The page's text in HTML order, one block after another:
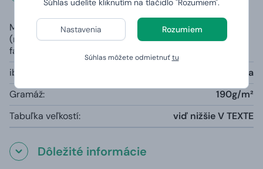
Nastavenia Rozumiem
Súhlas môžete odmietnuťtu
Materiál
(rozdielny u šedej
farby):
100% čiastočne česaná prstencová
bavlna, priekrčník s 5 % elastanu
iba šedá farba melange:
85% bavlna, 15% viskóza
Gramáž:
190g/m²
Tabuľka veľkostí:
viď nižšie V TEXTE
Dôležité informácie